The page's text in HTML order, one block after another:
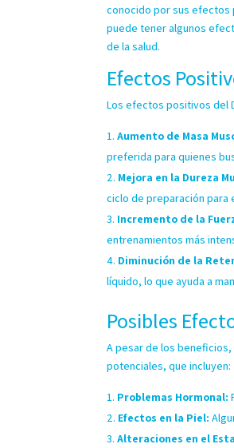
conocido por sus efectos
puede tener algunos
de la salud.
Efectos
Los efectos positivos del
Aumento de Masa
preferida para quienes
Mejora en la Dureza
ciclo de preparación para
Incremento de la
entrenamientos más
Diminución de la
líquido, lo que ayuda a
Posibles
A pesar de los
potenciales, que incluyen:
Problemas Hormonal:
Efectos en la Piel:
Alteraciones en el